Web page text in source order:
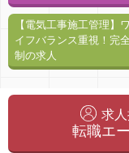
【電気工事施工管理】
イフバランス重視！完
制の求人
求
転職エ